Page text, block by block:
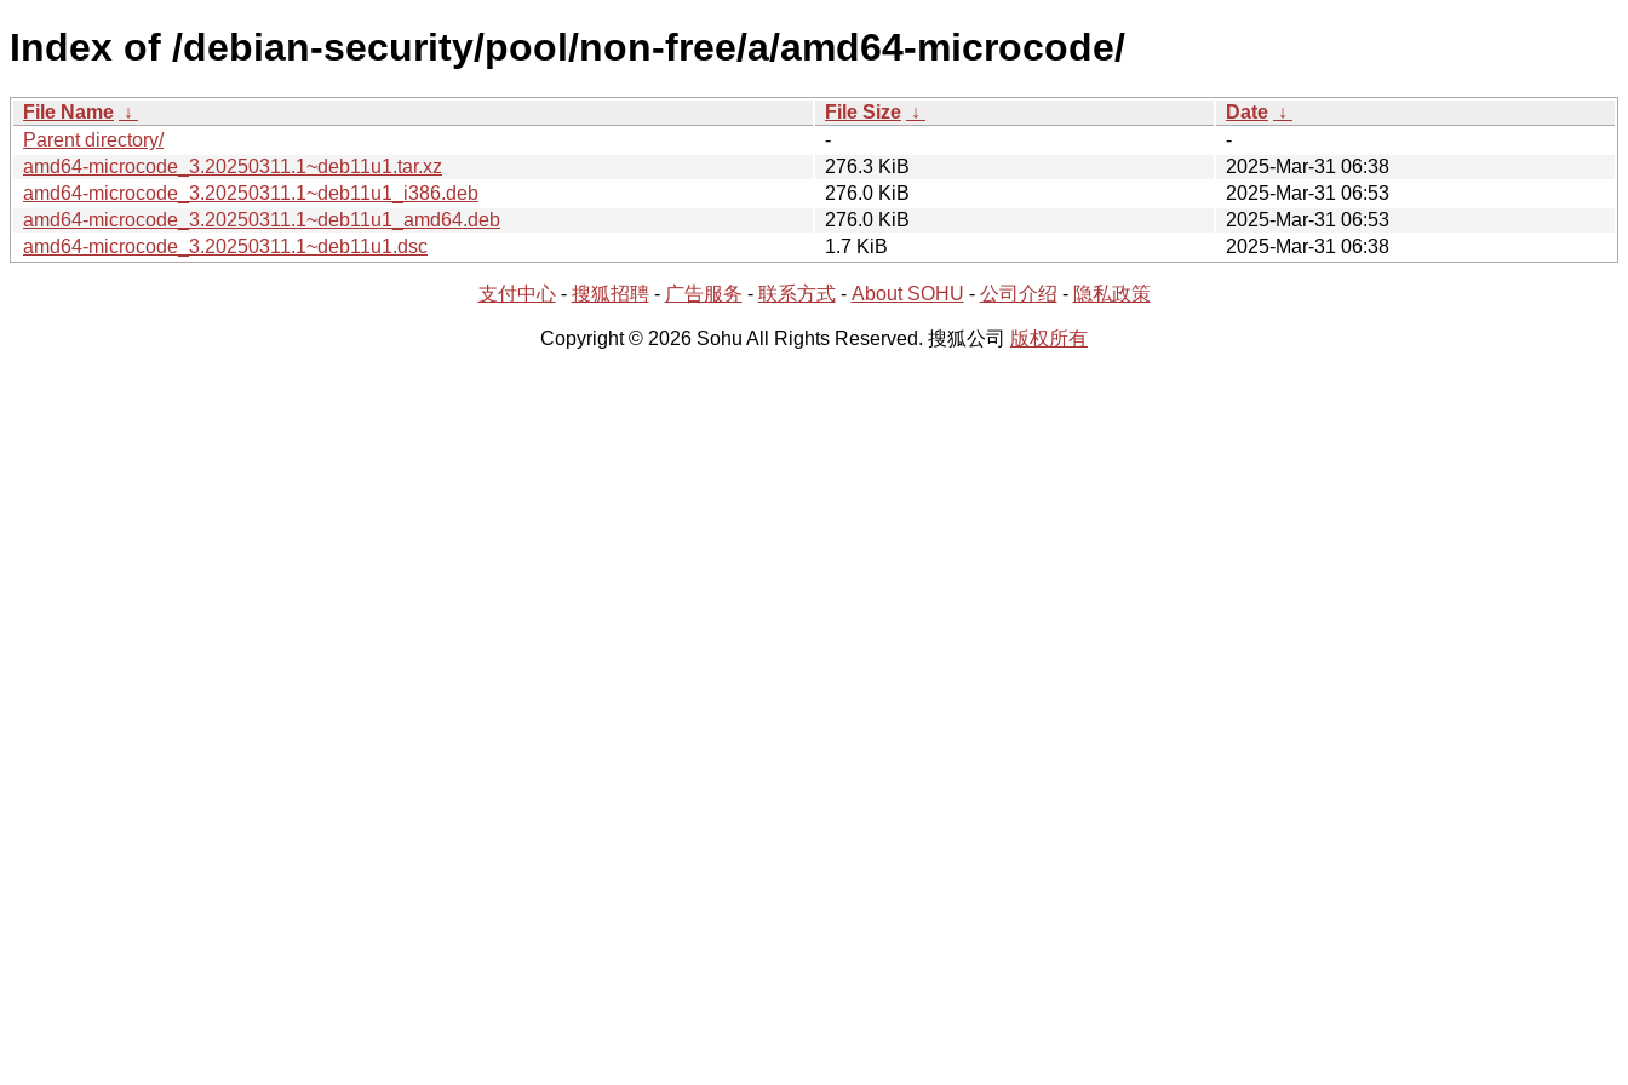
Index of /debian-security/pool/non-free/a/amd64-microcode/
File Name ↓ File Size ↓ Date ↓
Parent directory/
-
-
amd64-microcode_3.20250311.1~deb11u1.tar.xz
276.3 KiB
2025-Mar-31 06:38
amd64-microcode_3.20250311.1~deb11u1_i386.deb
276.0 KiB
2025-Mar-31 06:53
amd64-microcode_3.20250311.1~deb11u1_amd64.deb
276.0 KiB
2025-Mar-31 06:53
amd64-microcode_3.20250311.1~deb11u1.dsc
1.7 KiB 2025-Mar-31 06:38
支付中心- 搜狐招聘- 广告服务 - 联系方式- About SOHU - 公司介绍 - 隐私政策
Copyright © 2026 Sohu All Rights Reserved. 搜狐公司 版权所有